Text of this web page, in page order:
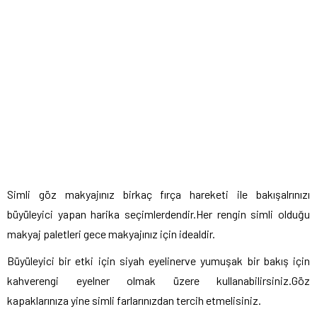
Simli göz makyajınız birkaç fırça hareketi ile bakışalrınızı
büyüleyici yapan harika seçimlerdendir.Her rengin simli olduğu
makyaj paletleri gece makyajınız için idealdir.
Büyüleyici bir etki için siyah eyelinerve yumuşak bir bakış için
kahverengi eyelner olmak üzere kullanabilirsiniz.Göz
kapaklarınıza yine simli farlarınızdan tercih etmelisiniz.